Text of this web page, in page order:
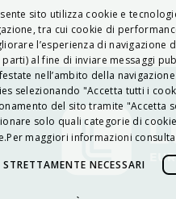
sito utilizza cookie e
tra cui cookie di
l’esperienza di navigazione
parti) al fine di inviare messaggi
nell’ambito della
selezionando "Accetta tutti i
del sito tramite "Accetta
solo quali categorie di
maggiori informazioni
STRETTAMENTE NECESSARI